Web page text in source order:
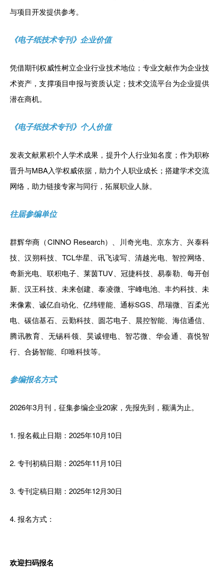
与项目开发提供参考。
《电子纸技术专刊》企业价值
凭借期刊权威性树立企业行业技术地位；专业文献作为企业技
术资产，支撑项目申报与资质认定；技术交流平台为企业提供
潜在商机。
《电子纸技术专刊》个人价值
发表文献累积个人学术成果，提升个人行业知名度；作为职称
晋升与MBA入学权威依据，助力个人职业成长；搭建学术交流
网络，助力链接专家与同行，拓展职业人脉。
往届参编单位
群辉华商（CINNO Research）、川奇光电、京东方、兴泰科
技、汉朔科技、TCL华星、讯飞读写、清越光电、智控网络、
奇新光电、联积电子、莱茵TUV、冠捷科技、易泰勒、每开创
新、汉王科技、未来创建、泰凌微、宇峰电池、丰灼科技、未
来像素、诚亿自动化、亿纬锂能、通标SGS、昂瑞微、百柔光
电、碳信基石、云勤科技、圆芯电子、晨控智能、海信通信、
腾讯教育、无锡科领、昊诚锂电、智芯微、华会通、喜悦智
行、合扬智能、印唯科技等。
参编报名方式
2026年3月刊，征集参编企业20家，先报先到，额满为止。
1. 报名截止日期：2025年10月10日
2. 专刊初稿日期：2025年11月10日
3. 专刊定稿日期：2025年12月30日
4. 报名方式：
欢迎扫码报名